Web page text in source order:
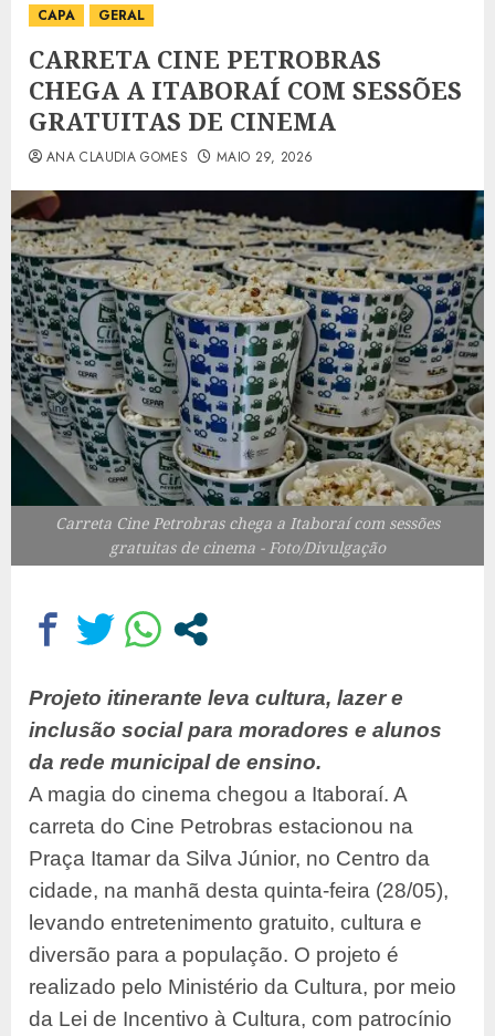
CAPA GERAL
CARRETA CINE PETROBRAS
CHEGA A ITABORAÍ COM SESSÕES
GRATUITAS DE CINEMA
ANA CLAUDIA GOMES MAIO 29, 2026
Carreta Cine Petrobras chega a Itaboraí com sessões
gratuitas de cinema - Foto/Divulgação
Projeto itinerante leva cultura, lazer e
inclusão social para moradores e alunos
da rede municipal de ensino.
A magia do cinema chegou a Itaboraí. A
carreta do Cine Petrobras estacionou na
Praça Itamar da Silva Júnior, no Centro da
cidade, na manhã desta quinta-feira (28/05),
levando entretenimento gratuito, cultura e
diversão para a população. O projeto é
realizado pelo Ministério da Cultura, por meio
da Lei de Incentivo à Cultura, com patrocínio